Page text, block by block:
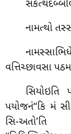
નામત્થો
વત્તિચ્છાવસા
સિયોઇતિ
પયોજનં‘‘કિ મં
સિ-